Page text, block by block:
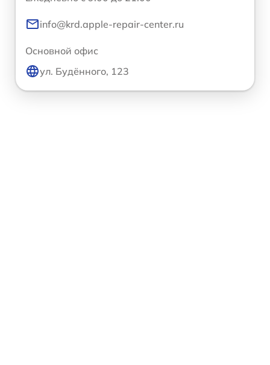
info@krd.apple-repair-center.ru
Основной офис
ул. Будённого, 123